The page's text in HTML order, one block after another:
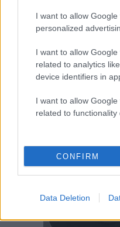
I want to allow
personalized
I want to allow
related to analytics
device identifiers in
I want to allow
related to functionality
CONFIRM
Data Deletion
pri
nas